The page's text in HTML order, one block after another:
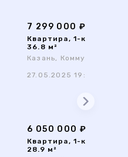
7 299 000 ₽
Квартира, 1-комн,
36.8 м²
Казань, Коммунаров 1/6
27.05.2025 19:19
6 050 000 ₽
Квартира, 1-комн,
28.9 м²